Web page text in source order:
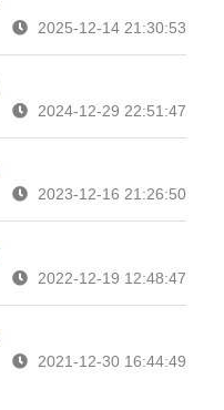
2025-12-14 21:30:53
2024-12-29 22:51:47
2023-12-16 21:26:50
2022-12-19 12:48:47
2021-12-30 16:44:49